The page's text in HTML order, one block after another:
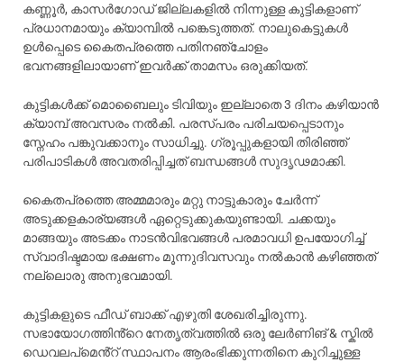
കണ്ണൂർ, കാസർഗോഡ് ജില്ലകളിൽ നിന്നുള്ള കുട്ടികളാണ്
പ്രധാനമായും ക്യാമ്പിൽ പങ്കെടുത്തത്. നാലുകെട്ടുകൾ
ഉൾപ്പെടെ കൈതപ്രത്തെ പതിനഞ്ചോളം
ഭവനങ്ങളിലായാണ് ഇവർക്ക് താമസം ഒരുക്കിയത്.
കുട്ടികൾക്ക് മൊബൈലും ടിവിയും ഇല്ലാതെ 3 ദിനം കഴിയാൻ
ക്യാമ്പ് അവസരം നൽകി. പരസ്പരം പരിചയപ്പെടാനും
സ്നേഹം പങ്കുവക്കാനും സാധിച്ചു. ഗ്രൂപ്പുകളായി തിരിഞ്ഞ്
പരിപാടികൾ അവതരിപ്പിച്ചത് ബന്ധങ്ങൾ സുദൃഢമാക്കി.
കൈതപ്രത്തെ അമ്മമാരും മറ്റു നാട്ടുകാരും ചേർന്ന്
അടുക്കളകാര്യങ്ങൾ ഏറ്റെടുക്കുകയുണ്ടായി. ചക്കയും
മാങ്ങയും അടക്കം നാടൻവിഭവങ്ങൾ പരമാവധി ഉപയോഗിച്ച്
സ്വാദിഷ്ടമായ ഭക്ഷണം മൂന്നുദിവസവും നൽകാൻ കഴിഞ്ഞത്
നല്ലൊരു അനുഭവമായി.
കുട്ടികളുടെ ഫീഡ് ബാക്ക് എഴുതി ശേഖരിച്ചിരുന്നു.
സഭായോഗത്തിൻ്റെ നേതൃത്വത്തിൽ ഒരു ലേർണിങ് & സ്കിൽ
ഡെവലപ്മെൻ്റ് സ്ഥാപനം ആരംഭിക്കുന്നതിനെ കുറിച്ചുള്ള